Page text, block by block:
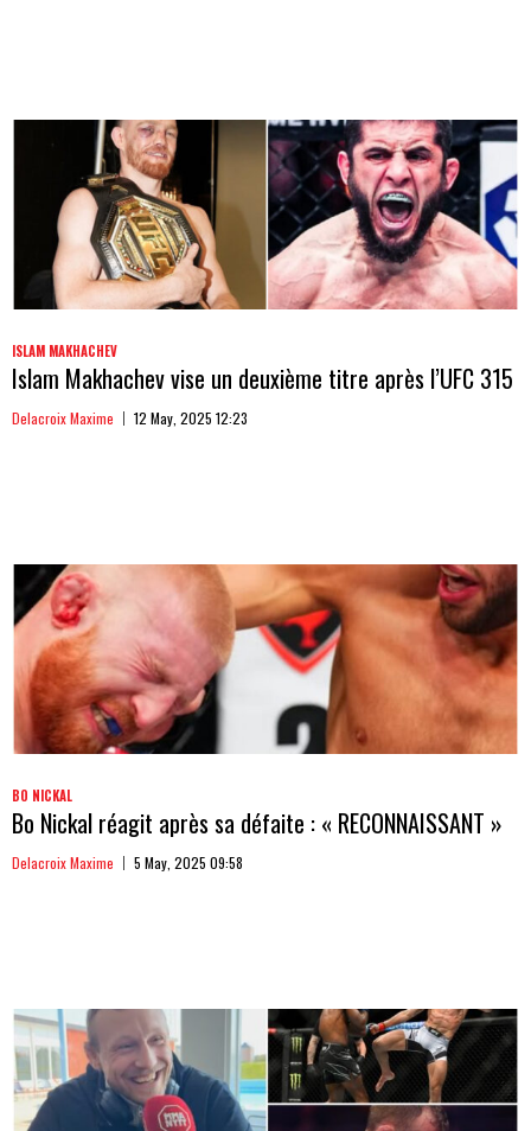
ISLAM MAKHACHEV
Islam Makhachev vise un deuxième titre après l’UFC 315
Delacroix Maxime 12 May, 2025 12:23
BO NICKAL
Bo Nickal réagit après sa défaite : « RECONNAISSANT »
Delacroix Maxime 5 May, 2025 09:58